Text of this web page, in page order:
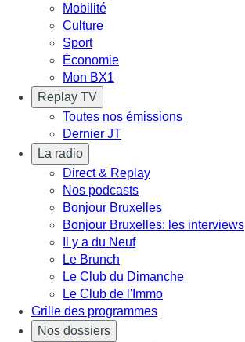
Mobilité
Culture
Sport
Économie
Mon BX1
Replay TV
Toutes nos émissions
Dernier JT
La radio
Direct & Replay
Nos podcasts
Bonjour Bruxelles
Bonjour Bruxelles: les interviews
Il y a du Neuf
Le Brunch
Le Club du Dimanche
Le Club de l'Immo
Grille des programmes
Nos dossiers